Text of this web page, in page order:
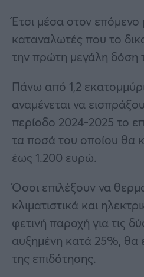
Έτσι μέσα στον επόμενο
καταναλωτές που το
την πρώτη μεγάλη δόση
Πάνω από 1,2
αναμένεται να
περίοδο 2024-2025 το
τα ποσά του οποίου θα
έως 1.200 ευρώ.
Όσοι επιλέξουν να
κλιματιστικά και
φετινή παροχή για τις
αυξημένη κατά 25%, θα
της επιδότησης.